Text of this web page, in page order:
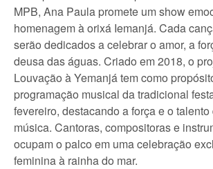
MPB, Ana Paula promete um show
homenagem à orixá Iemanjá. Cada
serão dedicados a celebrar o amor, a
deusa das águas. Criado em 2018, o
Louvação à Yemanjá tem como
programação musical da tradicional
fevereiro, destacando a força e o
música. Cantoras, compositoras e
ocupam o palco em uma celebração
feminina à rainha do mar.